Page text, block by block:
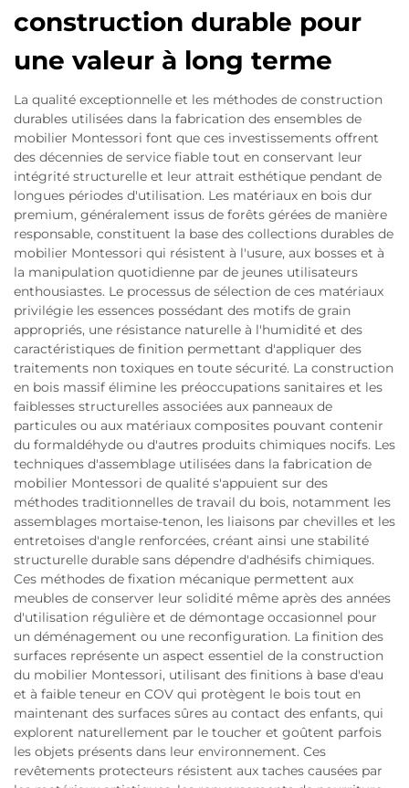
construction durable pour
une valeur à long terme
La qualité exceptionnelle et les méthodes de construction
durables utilisées dans la fabrication des ensembles de
mobilier Montessori font que ces investissements offrent
des décennies de service fiable tout en conservant leur
intégrité structurelle et leur attrait esthétique pendant de
longues périodes d'utilisation. Les matériaux en bois dur
premium, généralement issus de forêts gérées de manière
responsable, constituent la base des collections durables de
mobilier Montessori qui résistent à l'usure, aux bosses et à
la manipulation quotidienne par de jeunes utilisateurs
enthousiastes. Le processus de sélection de ces matériaux
privilégie les essences possédant des motifs de grain
appropriés, une résistance naturelle à l'humidité et des
caractéristiques de finition permettant d'appliquer des
traitements non toxiques en toute sécurité. La construction
en bois massif élimine les préoccupations sanitaires et les
faiblesses structurelles associées aux panneaux de
particules ou aux matériaux composites pouvant contenir
du formaldéhyde ou d'autres produits chimiques nocifs. Les
techniques d'assemblage utilisées dans la fabrication de
mobilier Montessori de qualité s'appuient sur des
méthodes traditionnelles de travail du bois, notamment les
assemblages mortaise-tenon, les liaisons par chevilles et les
entretoises d'angle renforcées, créant ainsi une stabilité
structurelle durable sans dépendre d'adhésifs chimiques.
Ces méthodes de fixation mécanique permettent aux
meubles de conserver leur solidité même après des années
d'utilisation régulière et de démontage occasionnel pour
un déménagement ou une reconfiguration. La finition des
surfaces représente un aspect essentiel de la construction
du mobilier Montessori, utilisant des finitions à base d'eau
et à faible teneur en COV qui protègent le bois tout en
maintenant des surfaces sûres au contact des enfants, qui
explorent naturellement par le toucher et goûtent parfois
les objets présents dans leur environnement. Ces
revêtements protecteurs résistent aux taches causées par